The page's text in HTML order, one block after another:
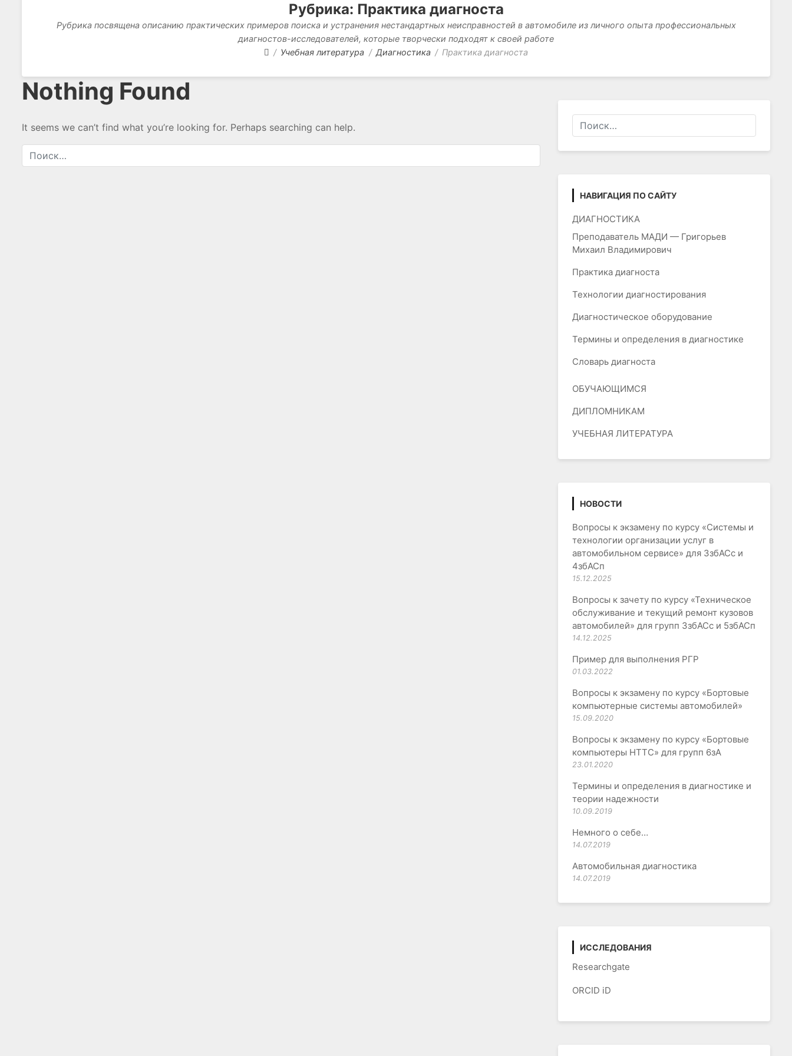
Рубрика: Практика диагноста
Рубрика посвящена описанию практических примеров поиска и устранения нестандартных неисправностей в автомобиле из личного опыта профессиональных
диагностов-исследователей, которые творчески подходят к своей работе
Учебная литература
Диагностика Практика диагноста
Nothing Found
It seems we can’t find what you’re looking for. Perhaps searching can help.
НАВИГАЦИЯ ПО САЙТУ
ДИАГНОСТИКА
Преподаватель МАДИ — Григорьев
Михаил Владимирович
Практика диагноста
Технологии диагностирования
Диагностическое оборудование
Термины и определения в диагностике
Словарь диагноста
ОБУЧАЮЩИМСЯ
ДИПЛОМНИКАМ
УЧЕБНАЯ ЛИТЕРАТУРА
НОВОСТИ
Вопросы к экзамену по курсу «Системы и
технологии организации услуг в
автомобильном сервисе» для 3збАСс и
4збАСп
15.12.2025
Вопросы к зачету по курсу «Техническое
обслуживание и текущий ремонт кузовов
автомобилей» для групп 3збАСс и 5збАСп
14.12.2025
Пример для выполнения РГР
01.03.2022
Вопросы к экзамену по курсу «Бортовые
компьютерные системы автомобилей»
15.09.2020
Вопросы к экзамену по курсу «Бортовые
компьютеры НТТС» для групп 6зА
23.01.2020
Термины и определения в диагностике и
теории надежности
10.09.2019
Немного о себе…
14.07.2019
Автомобильная диагностика
14.07.2019
ИССЛЕДОВАНИЯ
Researchgate
ORCID iD